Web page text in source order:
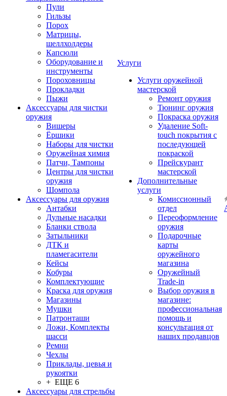
Пули
Гильзы
Порох
Матрицы,
шеллхолдеры
Капсюли
Оборудование и
инструменты
Пороховницы
Прокладки
Пыжи
Аксессуары для чистки
оружия
Вишеры
Ёршики
Наборы для чистки
Оружейная химия
Патчи, Тампоны
Центры для чистки
оружия
Шомпола
Аксессуары для оружия
Антабки
Дульные насадки
Бланки ствола
Затыльники
ДТК и
пламегасители
Кейсы
Кобуры
Комплектующие
Краска для оружия
Магазины
Мушки
Патронташи
Ложи, Комплекты
шасси
Ремни
Чехлы
Приклады, цевья и
рукоятки
+ ЕЩЕ 6
Аксессуары для стрельбы
Услуги
Услуги оружейной
мастерской
Ремонт оружия
Тюнинг оружия
Покраска оружия
Удаление Soft-
touch покрытия с
последующей
покраской
Прейскурант
мастерской
Дополнительные
услуги
Комиссионный
отдел
Переоформление
оружия
Подарочные
карты
оружейного
магазина
Оружейный
Trade-in
Выбор оружия в
магазине:
профессиональная
помощь и
консультация от
наших продавцов